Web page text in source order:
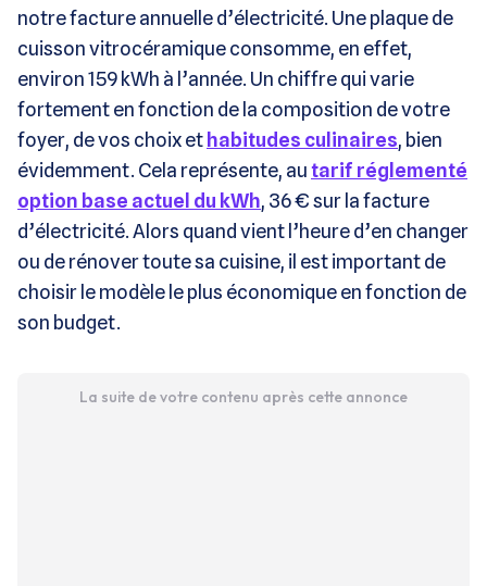
notre facture annuelle d’électricité. Une plaque de
cuisson vitrocéramique consomme, en effet,
environ 159 kWh à l’année. Un chiffre qui varie
fortement en fonction de la composition de votre
foyer, de vos choix ethabitudes culinaires, bien
évidemment. Cela représente, autarif réglementé
option base actuel du kWh, 36 € sur la facture
d’électricité. Alors quand vient l’heure d’en changer
ou de rénover toute sa cuisine, il est important de
choisir le modèle le plus économique en fonction de
son budget.
La suite de votre contenu après cette annonce